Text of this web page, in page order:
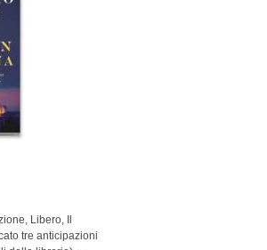
Libero, Il
tre anticipazioni